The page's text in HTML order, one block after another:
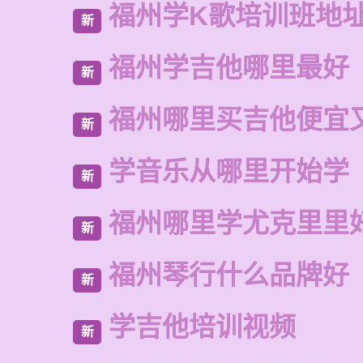
新 福州学K歌培训班地
新 福州学吉他哪里最好
新 福州哪里买吉他便宜
新 学音乐从哪里开始学
新 福州哪里学尤克里里
新 福州琴行什么品牌好
新 学吉他培训视频